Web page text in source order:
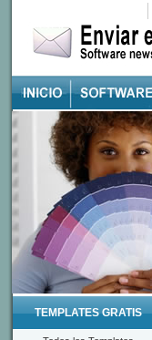
TEMPLATES GRATIS